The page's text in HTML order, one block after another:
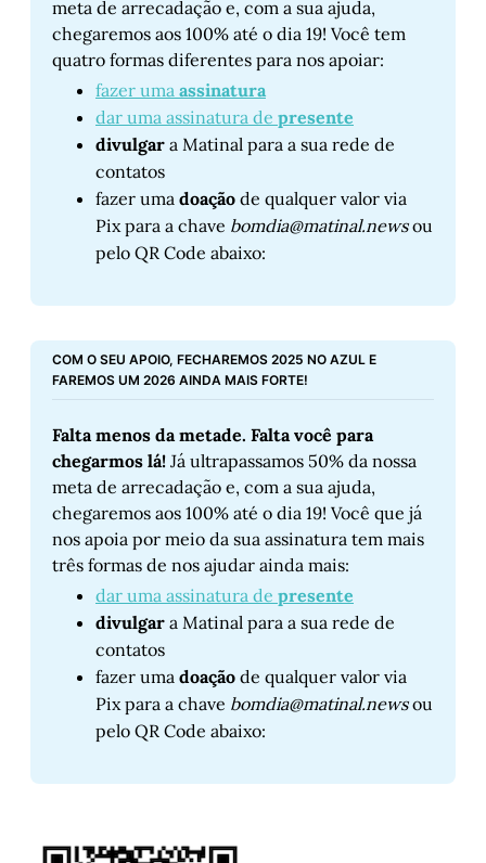
meta de arrecadação e, com a sua ajuda,
chegaremos aos 100% até o dia 19! Você tem
quatro formas diferentes para nos apoiar:
fazer uma assinatura
dar uma assinatura de presente
divulgar a Matinal para a sua rede de
contatos
fazer uma doação de qualquer valor via
Pix para a chave bomdia@matinal.news ou
pelo QR Code abaixo:
COM O SEU APOIO, FECHAREMOS 2025 NO AZUL E
FAREMOS UM 2026 AINDA MAIS FORTE!
Falta menos da metade. Falta você para
chegarmos lá! Já ultrapassamos 50% da nossa
meta de arrecadação e, com a sua ajuda,
chegaremos aos 100% até o dia 19! Você que já
nos apoia por meio da sua assinatura tem mais
três formas de nos ajudar ainda mais:
dar uma assinatura de presente
divulgar a Matinal para a sua rede de
contatos
fazer uma doação de qualquer valor via
Pix para a chave bomdia@matinal.news ou
pelo QR Code abaixo: